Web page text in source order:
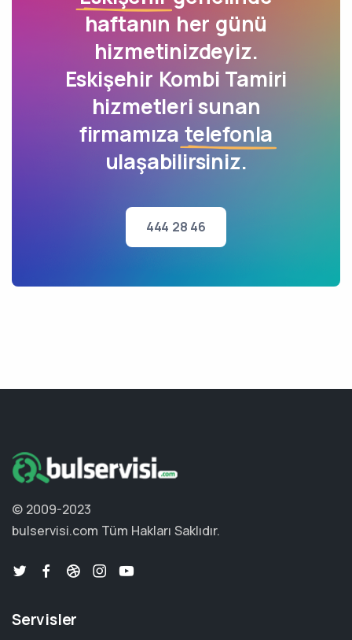
haftanın her günü
hizmetinizdeyiz.
Eskişehir Kombi Tamiri
hizmetleri sunan
firmamıza telefonla
ulaşabilirsiniz.
444 28 46
© 2009-2023
bulservisi.com Tüm Hakları Saklıdır.
Servisler